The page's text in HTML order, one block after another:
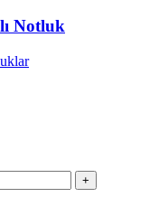
Notluk